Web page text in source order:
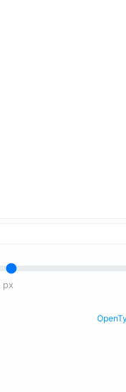
px